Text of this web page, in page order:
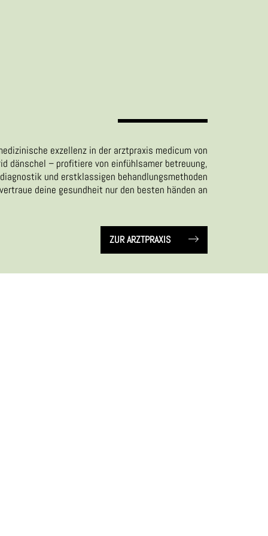
exzellenz in der arztpraxis medicum von
dänschel – profitiere von einfühlsamer betreuung,
und erstklassigen behandlungsmethoden
deine gesundheit nur den besten händen an
ZUR ARZTPRAXIS